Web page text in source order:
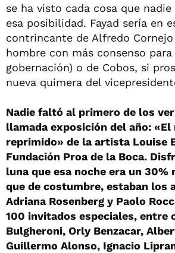
se ha visto cada cosa que
esa posibilidad. Fayad sería en
contrincante de Alfredo
hombre con más consenso
gobernación) o de Cobos, si
nueva quimera del
Nadie faltó al primero de los
llamada exposición del año:
reprimido» de la artista Louise
Fundación Proa de la Boca.
luna que esa noche era un 30%
que de costumbre, estaban los
Adriana Rosenberg y Paolo
100 invitados especiales, entre
Bulgheroni, Orly Benzacar,
Guillermo Alonso, Ignacio